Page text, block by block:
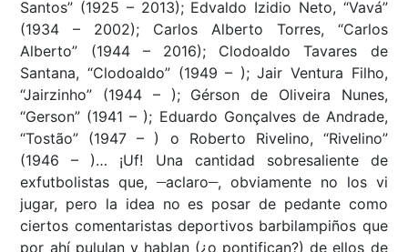
Santos” (1925 – 2013); Edvaldo Izidio Neto, “Vavá”
(1934 – 2002); Carlos Alberto Torres, “Carlos
Alberto” (1944 – 2016); Clodoaldo Tavares de
Santana, “Clodoaldo” (1949 – ); Jair Ventura Filho,
“Jairzinho” (1944 – ); Gérson de Oliveira Nunes,
“Gerson” (1941 – ); Eduardo Gonçalves de Andrade,
“Tostão” (1947 – ) o Roberto Rivelino, “Rivelino”
(1946 – )… ¡Uf! Una cantidad sobresaliente de
exfutbolistas que, aclaro , obviamente no los vi
jugar, pero la idea no es posar de pedante como
ciertos comentaristas deportivos barbilampiños que
por ahí pululan y hablan (¿o pontifican?) de ellos de